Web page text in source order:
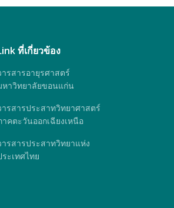
ที่เกี่ยวข้อง
ารสารอายุรศาสตร์
หาวิทยาลัยขอนแก่น
ารสารประสาทวิทยาศาสตร์
าคตะวันออกเฉียงเหนือ
ารสารประสาทวิทยาแห่ง
ระเทศไทย